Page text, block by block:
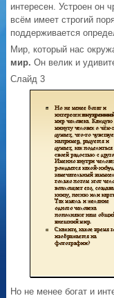
интересен. Устроен он
всём имеет строгий
поддерживается
Мир, который нас
мир. Он велик и
Слайд 3
Но не менее богат и